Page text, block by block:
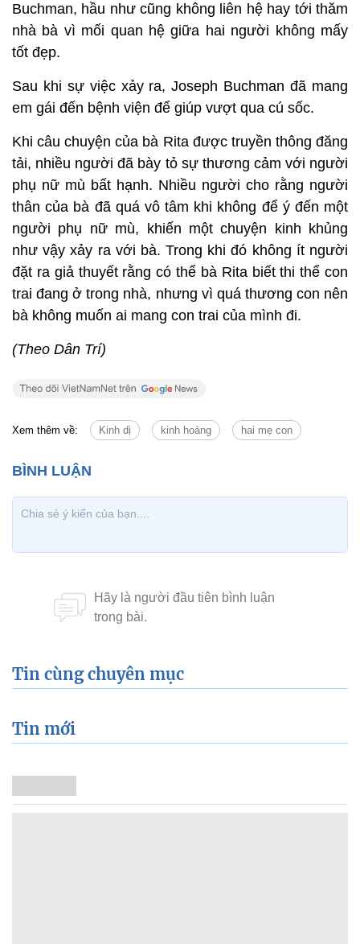
Buchman, hầu như cũng không liên hệ hay tới thăm
nhà bà vì mối quan hệ giữa hai người không mấy
tốt đẹp.
Sau khi sự việc xảy ra, Joseph Buchman đã mang
em gái đến bệnh viện để giúp vượt qua cú sốc.
Khi câu chuyện của bà Rita được truyền thông đăng
tải, nhiều người đã bày tỏ sự thương cảm với người
phụ nữ mù bất hạnh. Nhiều người cho rằng người
thân của bà đã quá vô tâm khi không để ý đến một
người phụ nữ mù, khiến một chuyện kinh khủng
như vậy xảy ra với bà. Trong khi đó không ít người
đặt ra giả thuyết rằng có thể bà Rita biết thi thể con
trai đang ở trong nhà, nhưng vì quá thương con nên
bà không muốn ai mang con trai của mình đi.
(Theo Dân Trí)
Xem thêm về: Kinh dị kinh hoàng hai mẹ con
Tin cùng chuyên mục
Tin mới